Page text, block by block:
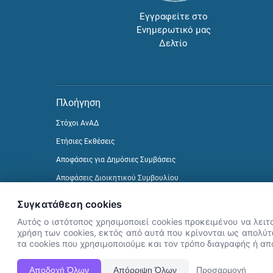
Εγγραφείτε στο
Ενημερωτικό μας
Δελτίο
Πλοήγηση
Στόχοι ΑνΑΔ
Ετήσιες Εκθέσεις
Αποφάσεις για Δημόσιες Συμβάσεις
Αποφάσεις Διοικητικού Συμβουλίου
Συγκατάθεση cookies
Αυτός ο ιστότοπος χρησιμοποιεί cookies προκειμένου να
χρήση των cookies, εκτός από αυτά που κρίνονται ως
τα cookies που χρησιμοποιούμε και τον τρόπο διαγραφής ή
Αποδοχή Όλων Απόρριψη Όλων Προσαρμογή